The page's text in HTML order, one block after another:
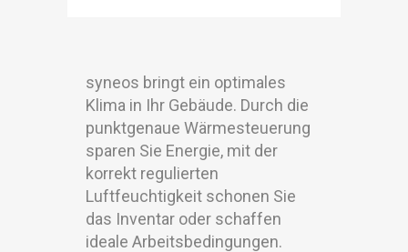
syneos bringt ein optimales
Klima in Ihr Gebäude. Durch die
punktgenaue Wärmesteuerung
sparen Sie Energie, mit der
korrekt regulierten
Luftfeuchtigkeit schonen Sie
das Inventar oder schaffen
ideale Arbeitsbedingungen.